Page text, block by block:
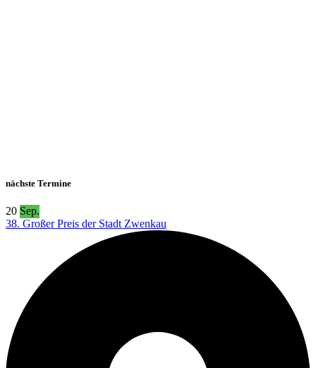
nächste Termine
20 Sep.
38. Großer Preis der Stadt Zwenkau